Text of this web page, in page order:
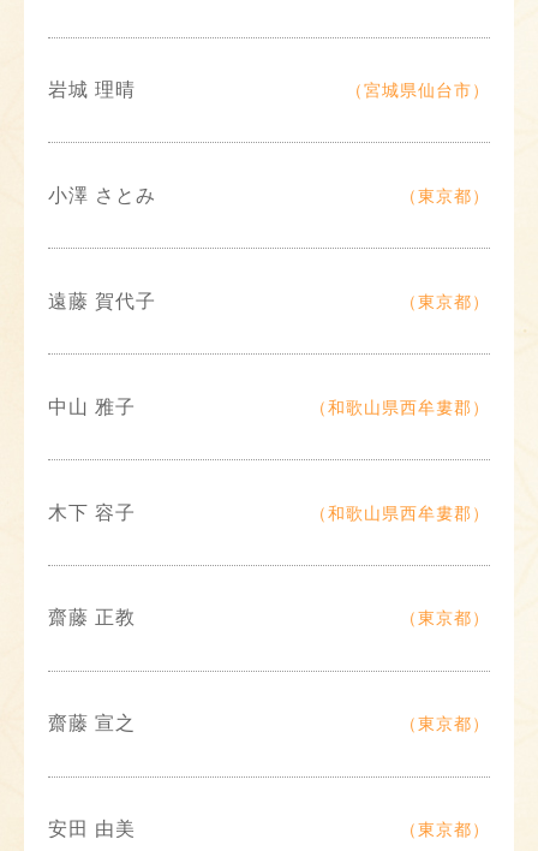
岩城 理晴 （宮城県仙台市）
小澤 さとみ （東京都）
遠藤 賀代子 （東京都）
中山 雅子 （和歌山県西牟婁郡）
木下 容子 （和歌山県西牟婁郡）
齋藤 正教 （東京都）
齋藤 宣之 （東京都）
安田 由美 （東京都）